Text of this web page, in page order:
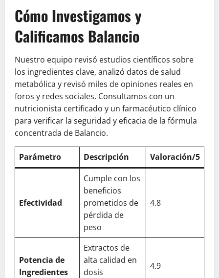
Cómo Investigamos y
Calificamos Balancio
Nuestro equipo revisó estudios científicos sobre
los ingredientes clave, analizó datos de salud
metabólica y revisó miles de opiniones reales en
foros y redes sociales. Consultamos con un
nutricionista certificado y un farmacéutico clínico
para verificar la seguridad y eficacia de la fórmula
concentrada de Balancio.
Parámetro Descripción Valoración/5
Efectividad
Cumple con los
beneficios
prometidos de
pérdida de
peso
4.8
Potencia de
Ingredientes
Extractos de
alta calidad en
dosis
4.9